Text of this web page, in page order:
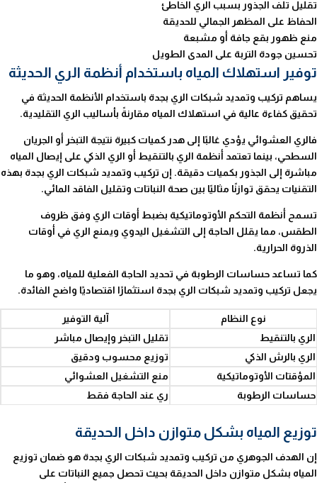
تقليل تلف الجذور بسبب الري الخاطئ
الحفاظ على المظهر الجمالي للحديقة
منع ظهور بقع جافة أو مشبعة
تحسين جودة التربة على المدى الطويل
توفير استهلاك المياه باستخدام أنظمة الري الحديثة
يساهم تركيب وتمديد شبكات الري بجدة باستخدام الأنظمة الحديثة في
تحقيق كفاءة عالية في استهلاك المياه مقارنةً بأساليب الري التقليدية.
فالري العشوائي يؤدي غالبًا إلى هدر كميات كبيرة نتيجة التبخر أو الجريان
السطحي، بينما تعتمد أنظمة الري بالتنقيط أو الري الذكي على إيصال المياه
مباشرة إلى الجذور بكميات دقيقة. إن تركيب وتمديد شبكات الري بجدة بهذه
التقنيات يحقق توازنًا مثاليًا بين صحة النباتات وتقليل الفاقد المائي.
تسمح أنظمة التحكم الأوتوماتيكية بضبط أوقات الري وفق ظروف
الطقس، مما يقلل الحاجة إلى التشغيل اليدوي ويمنع الري في أوقات
الذروة الحرارية.
كما تساعد حساسات الرطوبة في تحديد الحاجة الفعلية للمياه، وهو ما
يجعل تركيب وتمديد شبكات الري بجدة استثمارًا اقتصاديًا واضح الفائدة.
نوع النظام
آلية التوفير
الري بالتنقيط
تقليل التبخر وإيصال مباشر
الري بالرش الذكي
توزيع محسوب ودقيق
المؤقتات الأوتوماتيكية
منع التشغيل العشوائي
حساسات الرطوبة
ري عند الحاجة فقط
توزيع المياه بشكل متوازن داخل الحديقة
إن الهدف الجوهري من تركيب وتمديد شبكات الري بجدة هو ضمان توزيع
المياه بشكل متوازن داخل الحديقة بحيث تحصل جميع النباتات على